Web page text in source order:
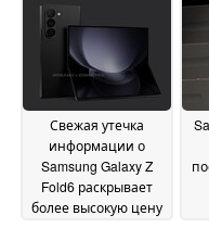
интеллекта
значительно
возросла
Свежая утечка
информации о
Samsung Galaxy Z
Fold6 раскрывает
более высокую цену